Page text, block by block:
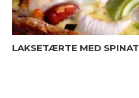
LAKSETÆRTE MED SPINAT